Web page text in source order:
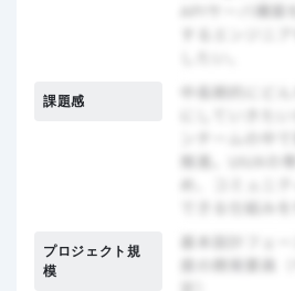
課題感
プロジェクト規
模